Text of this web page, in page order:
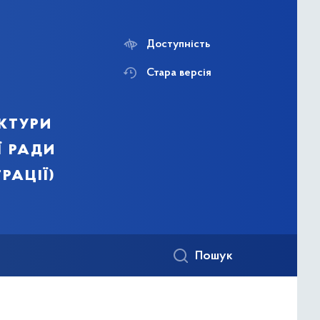
ради
Доступність
Стара версія
Пошук